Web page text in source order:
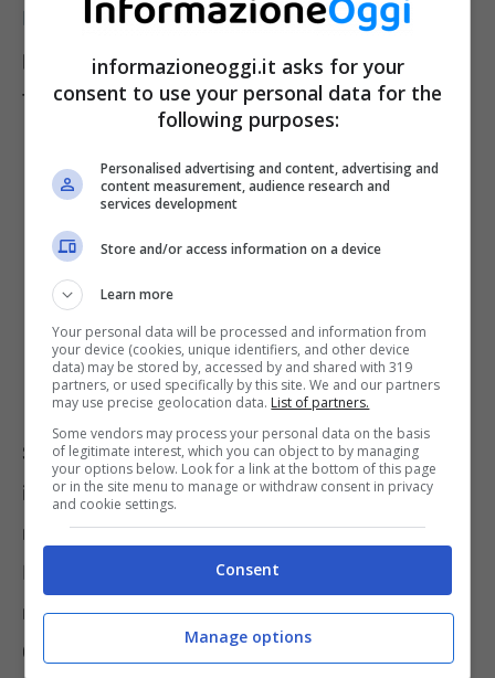
II del Trasporto Nazionale, ma si tenga
presente che non si può cambiare il nome del
titolare della carta.
Si riceverà un unico biglietto base al prezzo
intero del treno per viaggi su treni come IC
notte, IC, Frecciabianca, Frecciargento,
Frecciarossa e Freccialink, in 1°/2° classe o
nei servizi business, premium e standard.
Così come per i servizi Cuccette o Vagoni
informazioneoggi.it asks for your
consent to use your personal data for the
following purposes:
Personalised advertising and content, advertising and
content measurement, audience research and
services development
Store and/or access information on a device
Learn more
Your personal data will be processed and information from
your device (cookies, unique identifiers, and other device
data) may be stored by, accessed by and shared with 319
partners, or used specifically by this site. We and our partners
may use precise geolocation data. List of partners.
Some vendors may process your personal data on the basis
of legitimate interest, which you can object to by managing
your options below. Look for a link at the bottom of this page
or in the site menu to manage or withdraw consent in privacy
and cookie settings.
Consent
Manage options